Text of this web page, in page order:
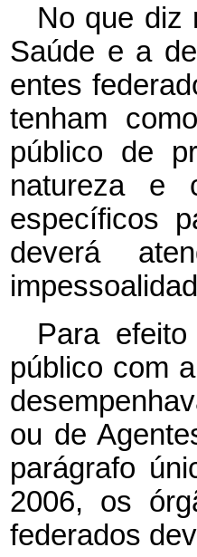
No que diz
Saúde e a
entes
tenham
público de
natureza e
específicos
deverá
Para
público com
ou de
parágrafo
2006, os
federados